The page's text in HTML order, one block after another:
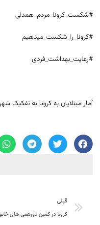
#شکست_کرونا_مردم_همدلی
#کرونا_را_شکست_میدهیم
#رعایت_بهداشت_فردی
آمار مبتلایان به کرونا به
قبلی